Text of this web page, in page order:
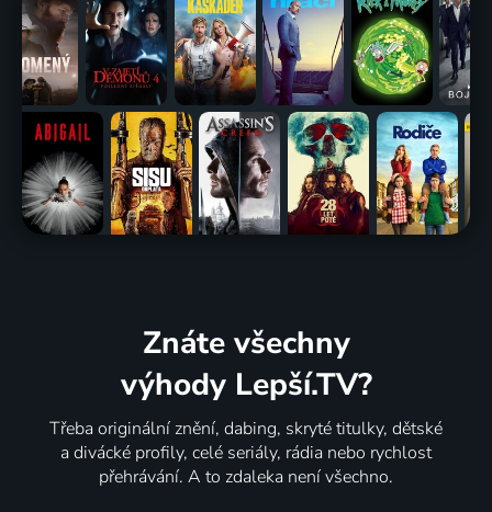
Znáte všechny
výhody Lepší.TV?
Třeba originální znění, dabing, skryté titulky, dětské
a divácké profily, celé seriály, rádia nebo rychlost
přehrávání. A to zdaleka není všechno.